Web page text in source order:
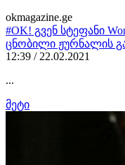
okmagazine.ge
#OK! გვენ სტეფანი
ცნობილი ჟურნალის
12:39 / 22.02.2021
...
მეტი